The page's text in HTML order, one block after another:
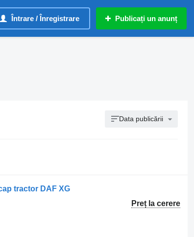
Întrare / Înregistrare Publicați un anunț
Data publicării
tractor DAF XG
Preț la cerere